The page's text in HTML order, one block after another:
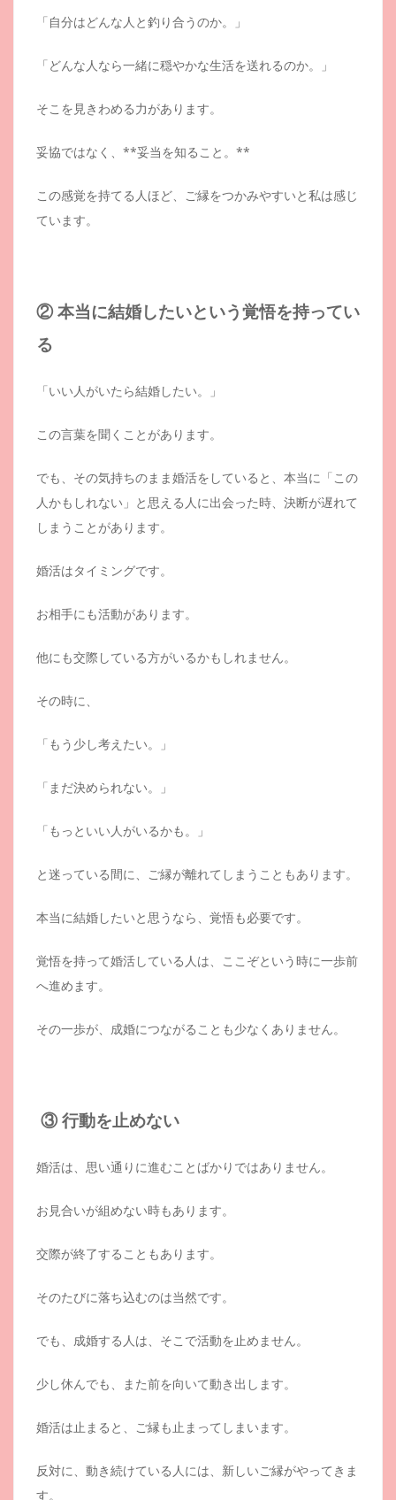
「自分はどんな人と釣り合うのか。」
「どんな人なら一緒に穏やかな生活を送れるのか。」
そこを見きわめる力があります。
妥協ではなく、**妥当を知ること。**
この感覚を持てる人ほど、ご縁をつかみやすいと私は感じ
ています。
② 本当に結婚したいという覚悟を持ってい
る
「いい人がいたら結婚したい。」
この言葉を聞くことがあります。
でも、その気持ちのまま婚活をしていると、本当に「この
人かもしれない」と思える人に出会った時、決断が遅れて
しまうことがあります。
婚活はタイミングです。
お相手にも活動があります。
他にも交際している方がいるかもしれません。
その時に、
「もう少し考えたい。」
「まだ決められない。」
「もっといい人がいるかも。」
と迷っている間に、ご縁が離れてしまうこともあります。
本当に結婚したいと思うなら、覚悟も必要です。
覚悟を持って婚活している人は、ここぞという時に一歩前
へ進めます。
その一歩が、成婚につながることも少なくありません。
③ 行動を止めない
婚活は、思い通りに進むことばかりではありません。
お見合いが組めない時もあります。
交際が終了することもあります。
そのたびに落ち込むのは当然です。
でも、成婚する人は、そこで活動を止めません。
少し休んでも、また前を向いて動き出します。
婚活は止まると、ご縁も止まってしまいます。
反対に、動き続けている人には、新しいご縁がやってきま
す。